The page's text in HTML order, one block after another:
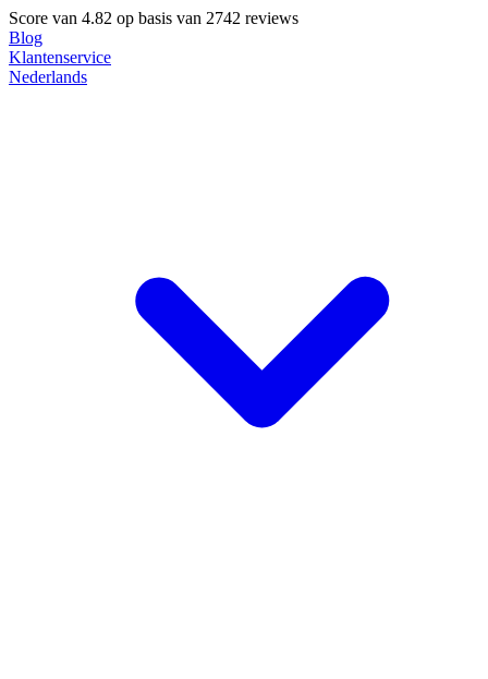
Score van 4.82 op basis van 2742 reviews
Blog
Klantenservice
Nederlands